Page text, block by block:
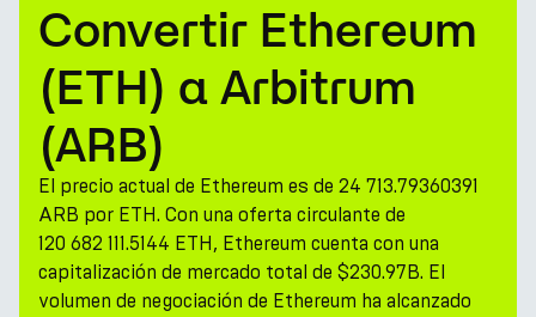
Mercados
Calculadoras
PARK Token
Recursos
Compañía
Convertir Ethereum
(ETH) a Arbitrum
(ARB)
El precio actual de Ethereum es de 24 713.79360391
ARB por ETH. Con una oferta circulante de
120 682 111.5144 ETH, Ethereum cuenta con una
capitalización de mercado total de $230.97B. El
volumen de negociación de Ethereum ha alcanzado